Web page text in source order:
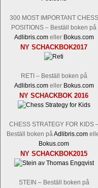
300 MOST IMPORTANT CHESS
POSITIONS – Beställ boken på
Adlibris.comeller Bokus.com
NY SCHACKBOK2017
RETI – Beställ boken på
Adlibris.comeller Bokus.com
NY SCHACKBOK 2016
CHESS STRATEGY FOR KIDS
Beställ boken påAdlibris.com
Bokus.com
NY SCHACKBOK2015
STEIN – Beställ boken på